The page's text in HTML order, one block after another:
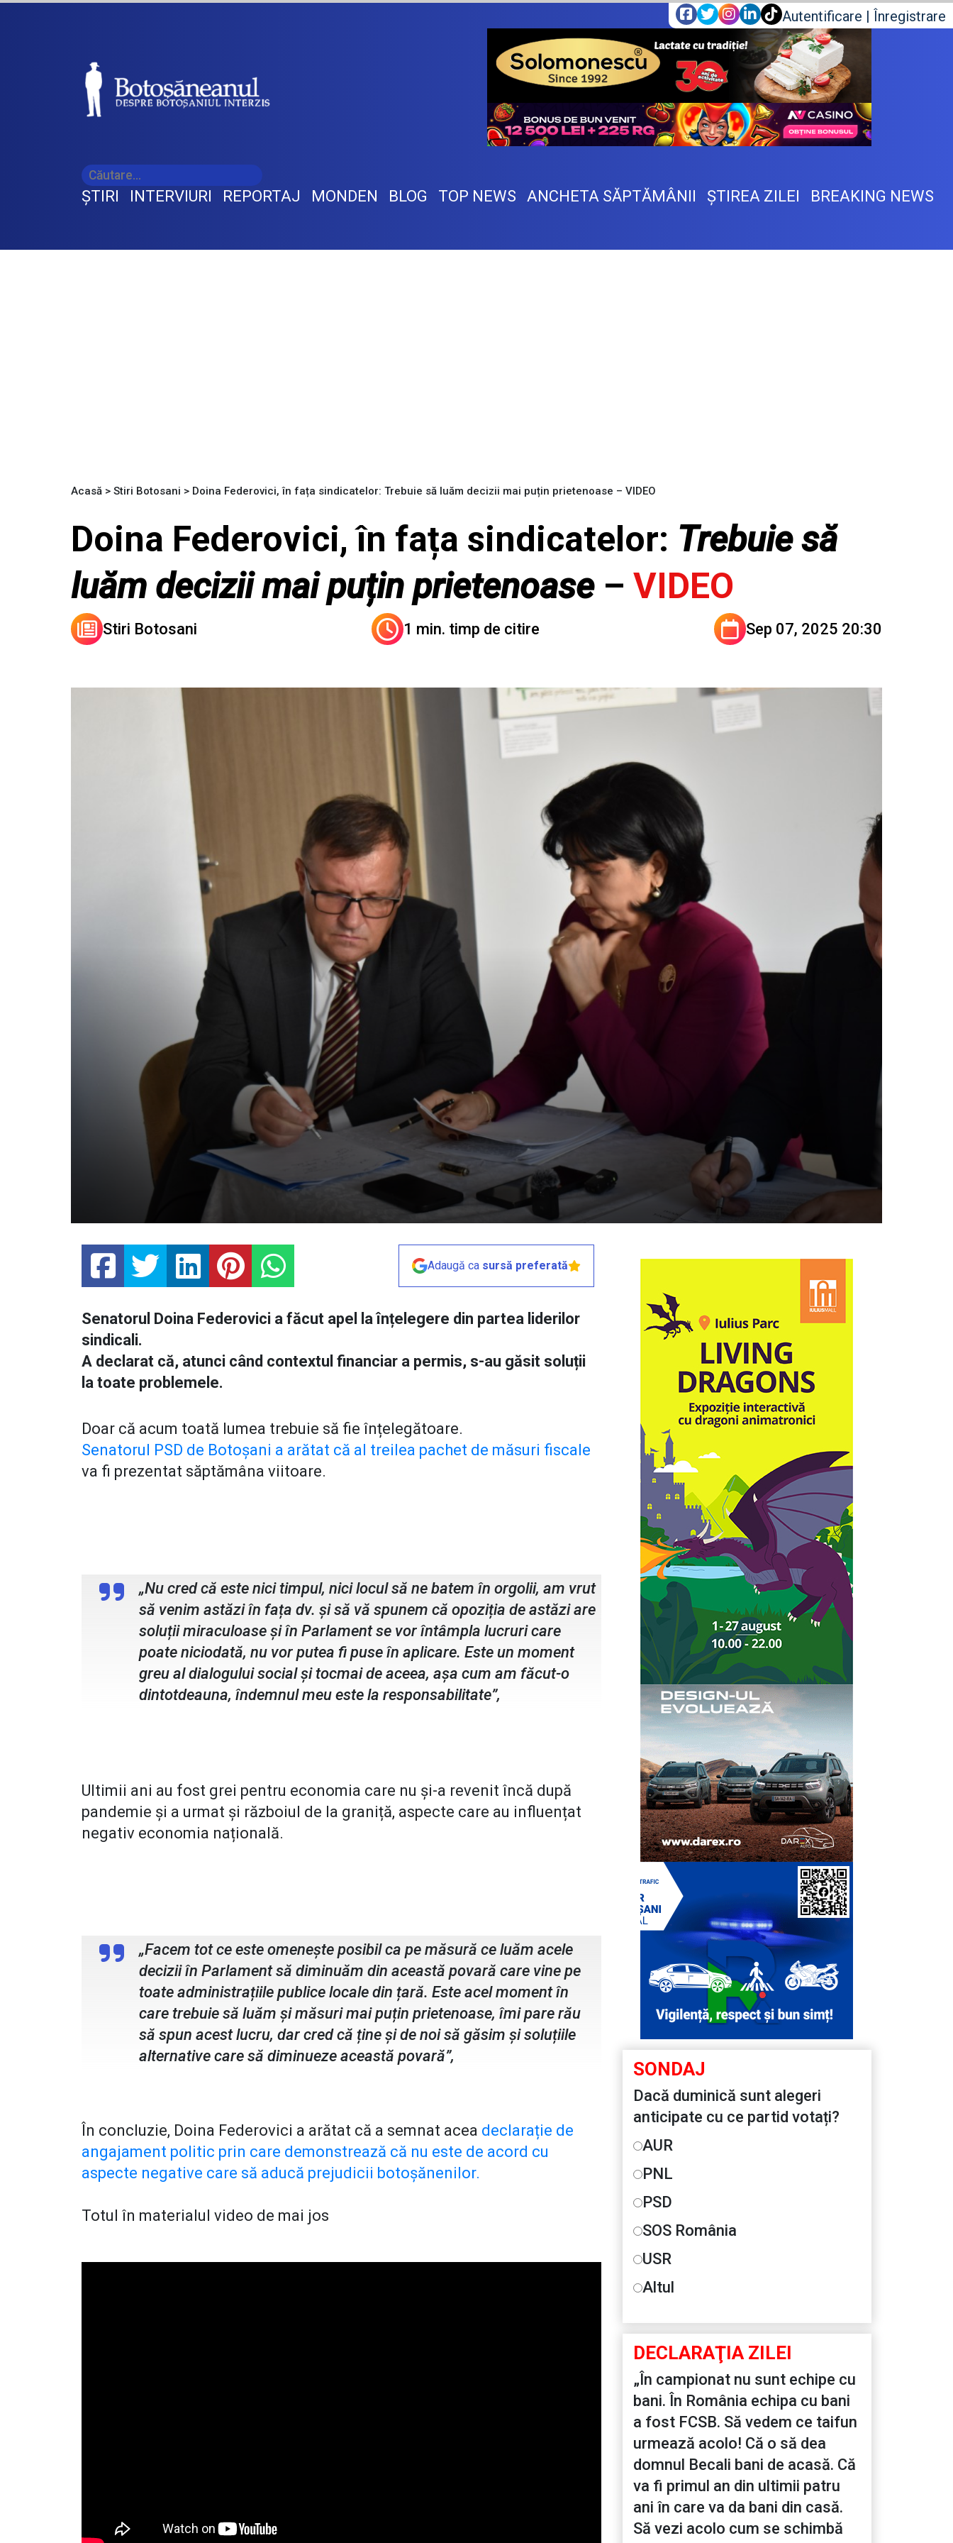
Autentificare | Înregistrare
ŞTIRI INTERVIURI REPORTAJ MONDEN BLOG TOP NEWS ANCHETA SĂPTĂMÂNII ŞTIREA ZILEI BREAKING NEWS
Acasă > Stiri Botosani > Doina Federovici, în fața sindicatelor: Trebuie să luăm decizii mai puțin prietenoase – VIDEO
Doina Federovici, în fața sindicatelor: Trebuie să
luăm decizii mai puțin prietenoase– VIDEO
Stiri Botosani 1 min. timp de citire Sep 07, 2025 20:30
Adaugă ca sursă preferată
Senatorul Doina Federovici a făcut apel la înțelegere din partea liderilor
sindicali.
A declarat că, atunci când contextul financiar a permis, s-au găsit soluții
la toate problemele.
Doar că acum toată lumea trebuie să fie înțelegătoare.
Senatorul PSD de Botoșani a arătat că al treilea pachet de măsuri fiscale
va fi prezentat săptămâna viitoare.
„Nu cred că este nici timpul, nici locul să ne batem în orgolii, am vrut
să venim astăzi în fața dv. și să vă spunem că opoziția de astăzi are
soluții miraculoase și în Parlament se vor întâmpla lucruri care
poate niciodată, nu vor putea fi puse în aplicare. Este un moment
greu al dialogului social și tocmai de aceea, așa cum am făcut-o
dintotdeauna, îndemnul meu este la responsabilitate”,
Ultimii ani au fost grei pentru economia care nu și-a revenit încă după
pandemie și a urmat și războiul de la graniță, aspecte care au influențat
negativ economia națională.
„Facem tot ce este omenește posibil ca pe măsură ce luăm acele
decizii în Parlament să diminuăm din această povară care vine pe
toate administrațiile publice locale din țară. Este acel moment în
care trebuie să luăm și măsuri mai puțin prietenoase, îmi pare rău
să spun acest lucru, dar cred că ține și de noi să găsim și soluțiile
alternative care să diminueze această povară”,
În concluzie, Doina Federovici a arătat că a semnat acea declarație de
angajament politic prin care demonstrează că nu este de acord cu
aspecte negative care să aducă prejudicii botoșănenilor.
Totul în materialul video de mai jos
SONDAJ
Dacă duminică sunt alegeri
anticipate cu ce partid votați?
AUR
PNL
PSD
SOS România
USR
Altul
DECLARAŢIA ZILEI
„În campionat nu sunt echipe cu
bani. În România echipa cu bani
a fost FCSB. Să vedem ce taifun
urmează acolo! Că o să dea
domnul Becali bani de acasă. Că
va fi primul an din ultimii patru
ani în care va da bani din casă.
Să vezi acolo cum se schimbă